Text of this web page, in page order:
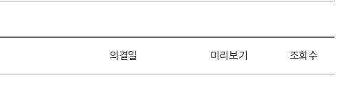
의결일 미리보기 조회수